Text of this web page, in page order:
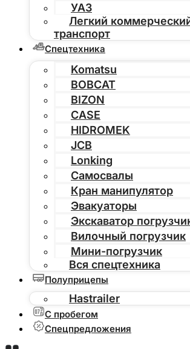
УАЗ
Легкий
транспорт
Спецтехника
Komatsu
BOBCAT
BIZON
CASE
HIDROMEK
JCB
Lonking
Самосвалы
Кран манипулятор
Эвакуаторы
Экскаватор
Вилочный погрузчик
Мини-погрузчик
Вся спецтехника
Полуприцепы
Hastrailer
С пробегом
Спецпредложения